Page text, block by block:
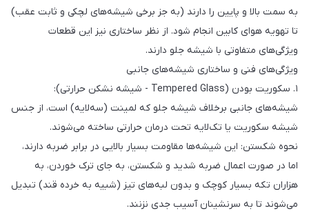
به سمت بالا و پایین را دارند (به جز برخی شیشه‌های لچکی و ثابت عقب)
تا تهویه هوای کابین انجام شود. از نظر ساختاری نیز این قطعات
ویژگی‌های متفاوتی با شیشه جلو دارند.
ویژگی‌های فنی و ساختاری شیشه‌های جانبی
۱. سکوریت بودن (Tempered Glass - شیشه نشکن حرارتی):
شیشه‌های جانبی برخلاف شیشه جلو که لمینت (سه‌لایه) است، از جنس
شیشه سکوریت یا تک‌لایه تحت درمان حرارتی ساخته می‌شوند.
نحوه شکستن: این شیشه‌ها مقاومت بسیار بالایی در برابر ضربه دارند،
اما در صورت اعمال ضربه شدید و شکستن، به جای ترک خوردن، به
هزاران تکه بسیار کوچک و بدون لبه‌های تیز (شبیه به خرده قند) تبدیل
می‌شوند تا به سرنشینان آسیب جدی نزنند.